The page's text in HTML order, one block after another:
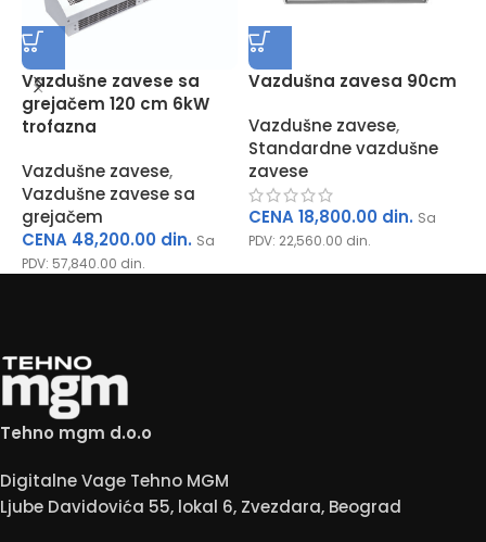
Vazdušne zavese sa
grejačem 120 cm 6kW
trofazna
Vazdušne zavese,
Vazdušne zavese sa
grejačem
CENA 48,200.00 din. Sa
PDV: 57,840.00 din.
Vazdušna zavesa 90cm
Vazdušne zavese,
Standardne vazdušne
zavese
CENA18,800.00 din. Sa
PDV: 22,560.00 din.
Tehno mgm d.o.o
Digitalne Vage Tehno MGM
Ljube Davidovića 55, lokal 6, Zvezdara, Beograd